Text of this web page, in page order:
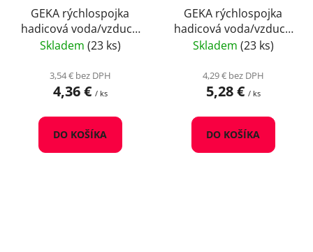
GEKA rýchlospojka
hadicová voda/vzduch
13mm mosadz
Skladem (23 ks)
3,54 € bez DPH
4,36 € / ks
DO KOŠÍKA
GEKA rýchlospojka
hadicová voda/vzduch
25mm mosadz
Skladem (23 ks)
4,29 € bez DPH
5,28 € / ks
DO KOŠÍKA